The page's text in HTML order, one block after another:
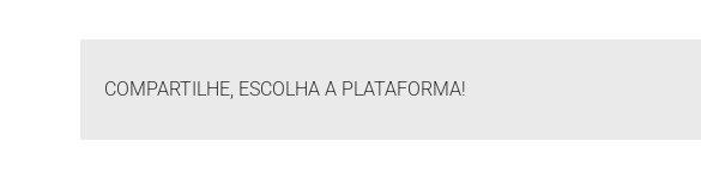
COMPARTILHE, ESCOLHA A PLATAFORMA!